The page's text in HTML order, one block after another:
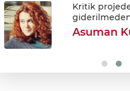
Orhangazi
Kritik
Asuman